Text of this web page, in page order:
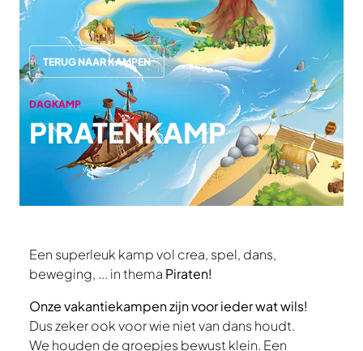
TERUG NAAR KAMPEN
DAGKAMP
PIRATENKAMP
Een superleuk kamp vol crea, spel, dans,
beweging, ... in thema Piraten!
Onze vakantiekampen zijn voor ieder wat wils!
Dus zeker ook voor wie niet van dans houdt.
We houden de groepjes bewust klein. Een